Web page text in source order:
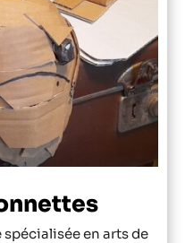
en arts de